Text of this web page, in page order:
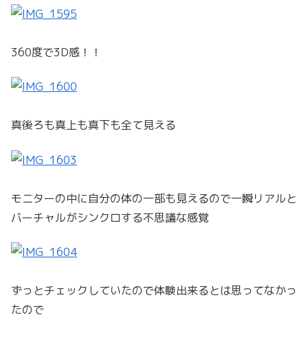
360度で3D感！！
真後ろも真上も真下も全て見える
モニターの中に自分の体の一部も見えるので一瞬リアルと
バーチャルがシンクロする不思議な感覚
ずっとチェックしていたので体験出来るとは思ってなかっ
たので